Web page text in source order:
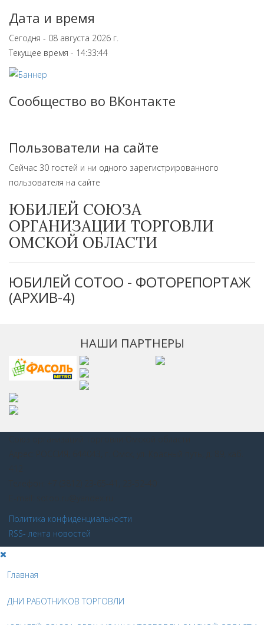
Дата и время
Сегодня - 08 августа 2026 г.
Текущее время - 14:33:44
Сообщество во ВКонтакте
Пользователи на сайте
Сейчас 30 гостей и ни одного зарегистрированного
пользователя на сайте
ЮБИЛЕЙ СОЮЗА
ОРГАНИЗАЦИИ ТОРГОВЛИ
ОМСКОЙ ОБЛАСТИ
ЮБИЛЕЙ СОТОО - ФОТОРЕПОРТАЖ
(АРХИВ-4)
НАШИ ПАРТНЕРЫ
Политика конфиденциальности
RSS- лента новостей
Главная
ДНИ РАБОТНИКОВ ТОРГОВЛИ